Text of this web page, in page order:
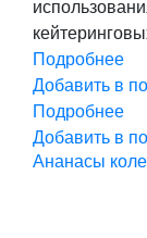
Подробнее
Добавить в
Подробнее
Добавить в
Ананасы